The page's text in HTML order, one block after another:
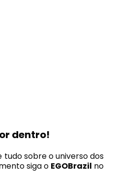
dentro!
sobre o universo dos
siga o EGOBrazil no